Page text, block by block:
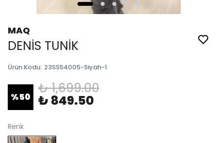
MAQ
DENİS TUNİK
Ürün Kodu: 23SS54005-Siyah-1
%50
₺ 1,699.00
₺ 849.50
Renk